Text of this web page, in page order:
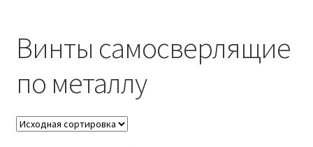
Оформление заказа
Винты самосверлящие
по металлу